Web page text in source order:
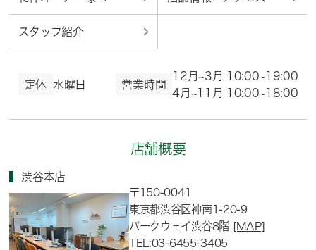
スタッフ紹介
定休 水曜日 営業時間
12月~3月 10:00~19:00
4月~11月 10:00~18:00
店舗概要
渋谷本店
〒150-0041
東京都渋谷区神南1-20-9
パークウェイ渋谷8階 [MAP]
TEL:03-6455-3405